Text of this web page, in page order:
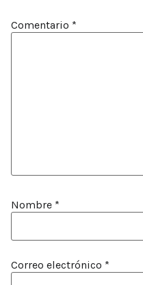
Comentario *
Nombre *
Correo electrónico *